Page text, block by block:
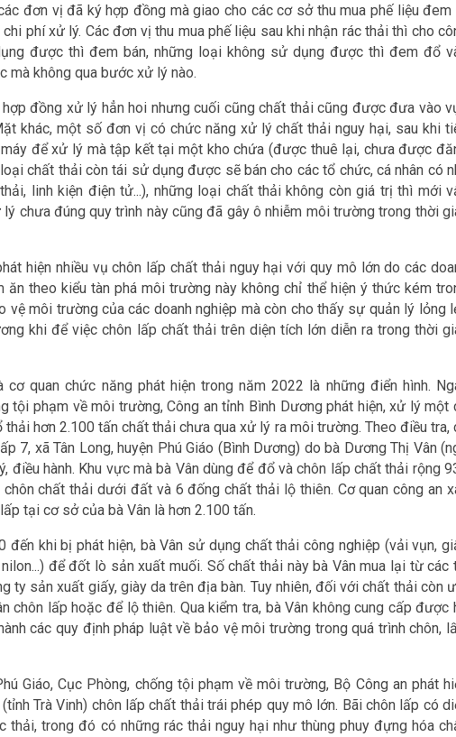
đơn vị đã ký hợp đồng mà giao cho các cơ sở thu mua phế liệu
phí xử lý. Các đơn vị thu mua phế liệu sau khi nhận rác thải thì cho
được thì đem bán, những loại không sử dụng được thì đem đổ
mà không qua bước xử lý nào.
đồng xử lý hẳn hoi nhưng cuối cũng chất thải cũng được đưa vào
khác, một số đơn vị có chức năng xử lý chất thải nguy hại, sau khi
để xử lý mà tập kết tại một kho chứa (được thuê lại, chưa được
chất thải còn tái sử dụng được sẽ bán cho các tổ chức, cá nhân có
linh kiện điện tử...), những loại chất thải không còn giá trị thì mới
chưa đúng quy trình này cũng đã gây ô nhiễm môi trường trong thời
hiện nhiều vụ chôn lấp chất thải nguy hại với quy mô lớn do các
ăn theo kiểu tàn phá môi trường này không chỉ thể hiện ý thức kém
vệ môi trường của các doanh nghiệp mà còn cho thấy sự quản lý lỏng
khi để việc chôn lấp chất thải trên diện tích lớn diễn ra trong thời
cơ quan chức năng phát hiện trong năm 2022 là những điển hình.
tội phạm về môi trường, Công an tỉnh Bình Dương phát hiện, xử lý một
hơn 2.100 tấn chất thải chưa qua xử lý ra môi trường. Theo điều tra,
7, xã Tân Long, huyện Phú Giáo (Bình Dương) do bà Dương Thị Vân
điều hành. Khu vực mà bà Vân dùng để đổ và chôn lấp chất thải rộng
chất thải dưới đất và 6 đống chất thải lộ thiên. Cơ quan công an
tại cơ sở của bà Vân là hơn 2.100 tấn.
đến khi bị phát hiện, bà Vân sử dụng chất thải công nghiệp (vải vụn,
để đốt lò sản xuất muối. Số chất thải này bà Vân mua lại từ các
ty sản xuất giấy, giày da trên địa bàn. Tuy nhiên, đối với chất thải còn
chôn lấp hoặc để lộ thiên. Qua kiểm tra, bà Vân không cung cấp được
các quy định pháp luật về bảo vệ môi trường trong quá trình chôn,
Giáo, Cục Phòng, chống tội phạm về môi trường, Bộ Công an phát
Trà Vinh) chôn lấp chất thải trái phép quy mô lớn. Bãi chôn lấp có
thải, trong đó có những rác thải nguy hại như thùng phuy đựng hóa